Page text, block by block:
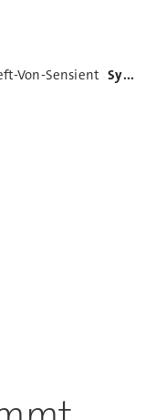
Von-Sensient Symrise übernimmt Duftgeschäft von Sensient